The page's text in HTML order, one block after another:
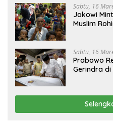
Sabtu, 16
Jokowi
Muslim
Sabtu, 16
Prabowo
Gerindra di